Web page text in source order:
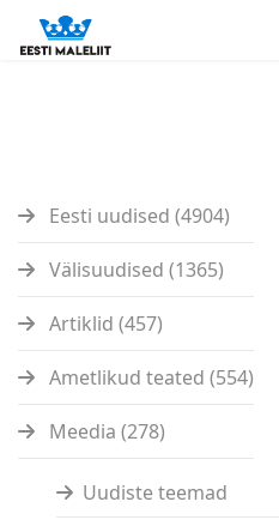
Eesti uudised (4904)
Välisuudised (1365)
Artiklid (457)
Ametlikud teated (554)
Meedia (278)
Uudiste teemad